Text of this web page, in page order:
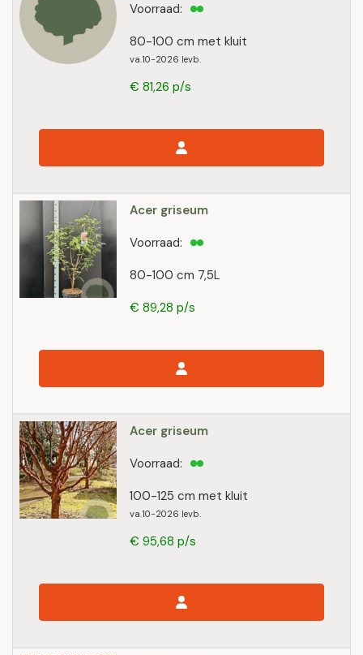
80-100 cm met kluit
va.10-2026 levb.
Voorraad:
€ 81,26 p/s
Acer griseum
80-100 cm 7,5L
Voorraad:
€ 89,28 p/s
Acer griseum
100-125 cm met kluit
va.10-2026 levb.
Voorraad:
€ 95,68 p/s